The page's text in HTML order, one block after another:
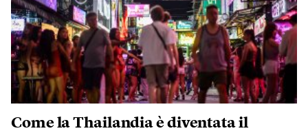
Come la Thailandia è diventata il